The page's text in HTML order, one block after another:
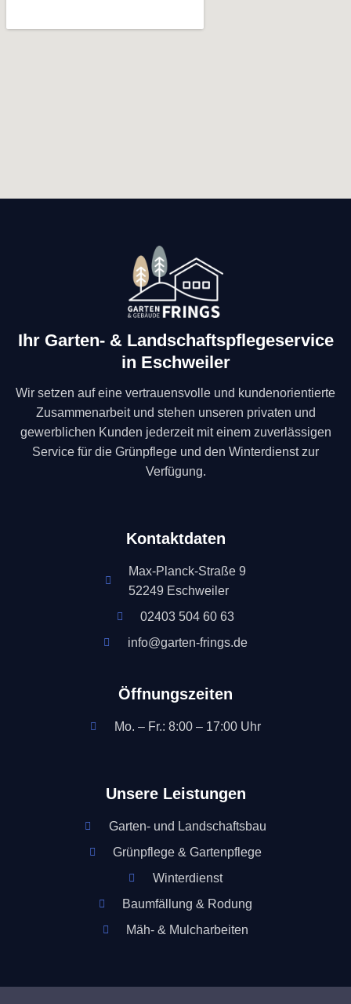
Ihr Garten- & Landschaftspflegeservice
in Eschweiler
Wir setzen auf eine vertrauensvolle und kundenorientierte
Zusammenarbeit und stehen unseren privaten und
gewerblichen Kunden jederzeit mit einem zuverlässigen
Service für die Grünpflege und den Winterdienst zur
Verfügung.
Kontaktdaten
Max-Planck-Straße 9
52249 Eschweiler
02403 504 60 63
info@garten-frings.de
Öffnungszeiten
Mo. – Fr.: 8:00 – 17:00 Uhr
Unsere Leistungen
Garten- und Landschaftsbau
Grünpflege & Gartenpflege
Winterdienst
Baumfällung & Rodung
Mäh- & Mulcharbeiten